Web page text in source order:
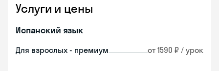
Услуги и цены
Испанский язык
Для взрослых - премиум от 1590 ₽ / урок